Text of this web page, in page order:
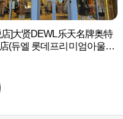
店]大贤DEWL乐天名牌奥特
(듀엘 롯데프리미엄아울렛